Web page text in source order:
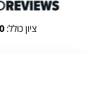
ציון כולל: